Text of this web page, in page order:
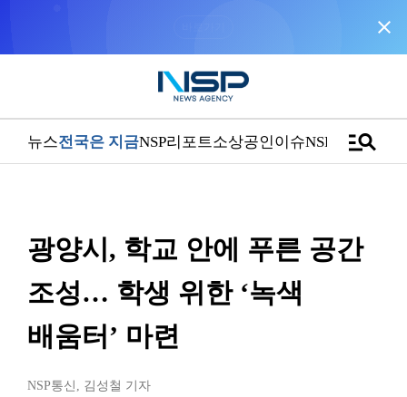
close
뉴스전국은 지금NSP리포트소상공인이슈NSPTVmanage_search
광양시, 학교 안에 푸른 공간
조성… 학생 위한 ‘녹색
배움터’ 마련
NSP통신 , 김성철 기자